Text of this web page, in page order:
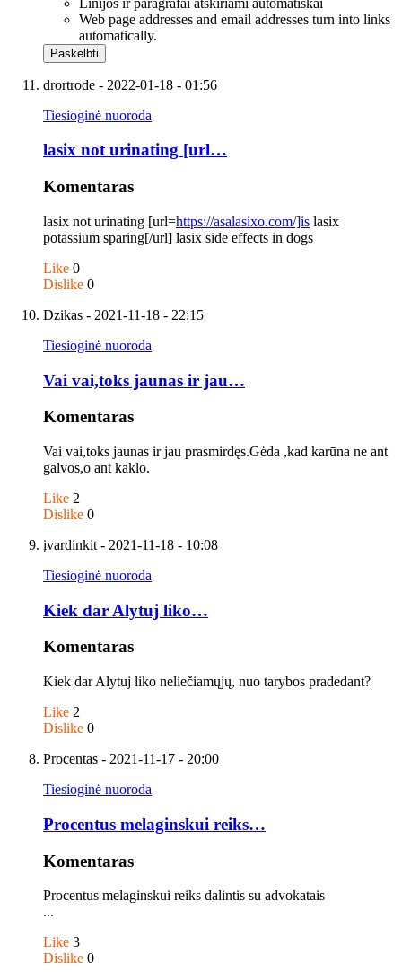
Web page addresses and email addresses turn into links
automatically.
drortrode - 2022-01-18 - 01:56
Tiesioginė nuoroda
lasix not urinating [url…
Komentaras
lasix not urinating [url=https://asalasixo.com/]is lasix
potassium sparing[/url] lasix side effects in dogs
Like 0
Dislike 0
Dzikas - 2021-11-18 - 22:15
Tiesioginė nuoroda
Vai vai,toks jaunas ir jau…
Komentaras
Vai vai,toks jaunas ir jau prasmirdęs.Gėda ,kad karūna ne ant
galvos,o ant kaklo.
Like 2
Dislike 0
įvardinkit - 2021-11-18 - 10:08
Tiesioginė nuoroda
Kiek dar Alytuj liko…
Komentaras
Kiek dar Alytuj liko neliečiamųjų, nuo tarybos pradedant?
Like 2
Dislike 0
Procentas - 2021-11-17 - 20:00
Tiesioginė nuoroda
Procentus melaginskui reiks…
Komentaras
Procentus melaginskui reiks dalintis su advokatais
...
Like 3
Dislike 0